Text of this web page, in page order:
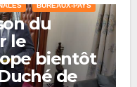
BUREAUX-PAYS
du
le
bientôt
de